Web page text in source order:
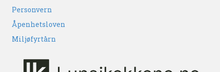
Personvern
Åpenhetsloven
Miljøfyrtårn